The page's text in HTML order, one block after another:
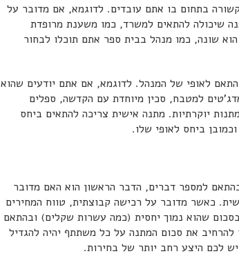
בתחום בו אתם עובדים. לדוגמא, אם מדובר על
שיכולה להתאים למשרד, כמו משענת מרופדת
שונה, כמו מנהל בבית ספר אתם תוכלו לבחור
לאופי של המנהל. לדוגמא, אם אתם יודעים שהוא
למטבח, סכין מיוחדת עם הקדשה, ספלים
יוקרתיות. מתנה אישית צריכה להתאים ביחס
ביחס לאופי שלו.
למספר דברים, הדבר הראשון הוא האם מדובר
כאשר מדובר על רכישה קבוצתית, טווח המחירים
שהוא נמוך יחסית (כמה עשרות שקלים) ובהתאם
את סכום המתנה על כל משתתף יהיה להגדיל
לכם היצע רחב יותר של בחירות.